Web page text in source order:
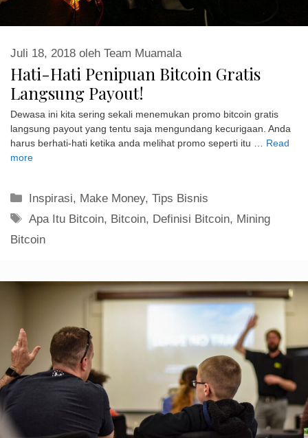
Hati-Hati Penipuan Bitcoin Gratis
Langsung Payout!
Juli 18, 2018 oleh Team Muamala
Dewasa ini kita sering sekali menemukan promo bitcoin gratis
langsung payout yang tentu saja mengundang kecurigaan. Anda
harus berhati-hati ketika anda melihat promo seperti itu … Read
more
Kategori
Inspirasi, Make Money,Tips Bisnis
Tag
Apa Itu Bitcoin, Bitcoin, Definisi Bitcoin, Mining
Bitcoin